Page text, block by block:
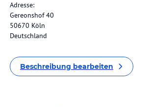
Adresse:
Gereonshof 40
50670 Köln
Deutschland
Beschreibung bearbeiten